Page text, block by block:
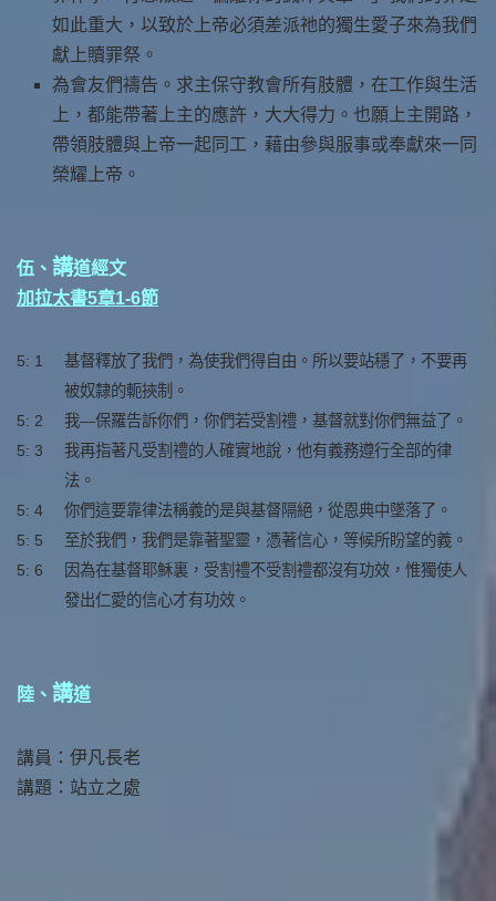
如此重大，以致於上帝必須差派祂的獨生愛子來為我們
獻上贖罪祭。
為會友們禱告。求主保守教會所有肢體，在工作與生活
上，都能帶著上主的應許，大大得力。也願上主開路，
帶領肢體與上帝一起同工，藉由參與服事或奉獻來一同
榮耀上帝。
伍、 講道經文
加拉太書5章1-6節
5: 1
基督釋放了我們，為使我們得自由。所以要站穩了，不要再
被奴隸的軛挾制。
5: 2
我—保羅告訴你們，你們若受割禮，基督就對你們無益了。
5: 3
我再指著凡受割禮的人確實地說，他有義務遵行全部的律
法。
5: 4
你們這要靠律法稱義的是與基督隔絕，從恩典中墜落了。
5: 5
至於我們，我們是靠著聖靈，憑著信心，等候所盼望的義。
5: 6
因為在基督耶穌裏，受割禮不受割禮都沒有功效，惟獨使人
發出仁愛的信心才有功效。
陸、 講道
講員：伊凡長老
講題：站立之處